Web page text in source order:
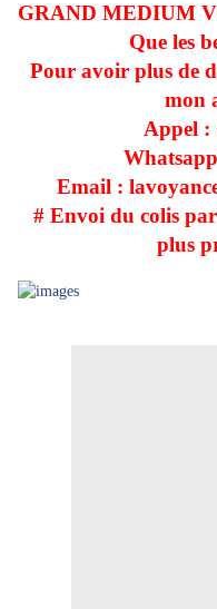
GRAND MEDIUM
Que les
Pour avoir plus de
mon
Appel :
Email :
# Envoi du colis
plus